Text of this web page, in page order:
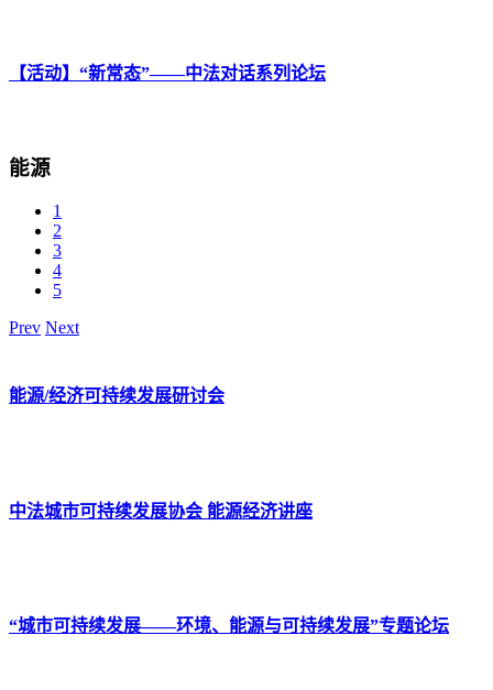
【活动】“新常态”——中法对话系列论坛
能源
1
2
3
4
5
Prev Next
能源/经济可持续发展研讨会
中法城市可持续发展协会 能源经济讲座
“城市可持续发展——环境、能源与可持续发展”专题论坛